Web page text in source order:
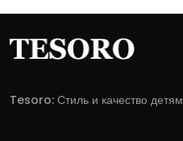
Tesoro: Стиль и качество детям